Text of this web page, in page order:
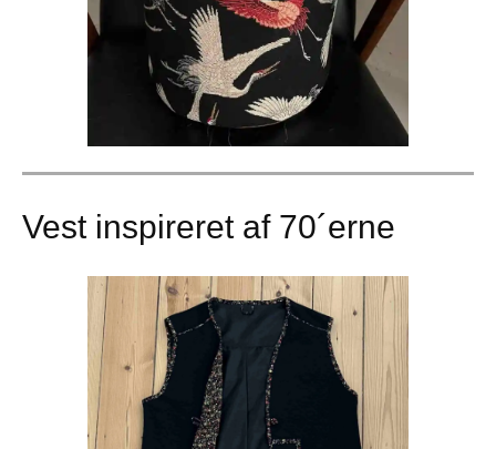
Vest inspireret af 70´erne